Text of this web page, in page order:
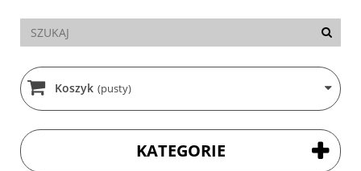
Koszyk (pusty)
KATEGORIE